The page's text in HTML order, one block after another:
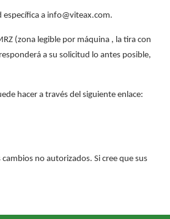
a info@viteax.com.
(zona legible por máquina , la tira con
a su solicitud lo antes posible,
hacer a través del siguiente enlace:
no autorizados. Si cree que sus